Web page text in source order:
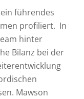
führendes
profiliert. In
hinter
Bilanz bei der
Mawson